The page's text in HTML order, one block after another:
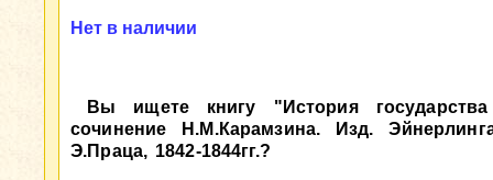
Нет в наличии
Вы ищете книгу "История государства
сочинение Н.М.Карамзина. Изд.
Э.Праца, 1842-1844гг.?